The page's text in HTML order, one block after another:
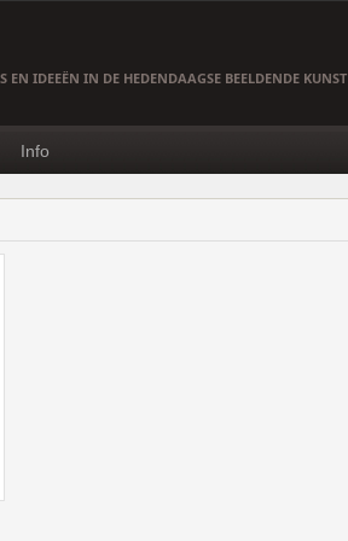
EN IDEEËN IN DE HEDENDAAGSE BEELDENDE KUNST
Info